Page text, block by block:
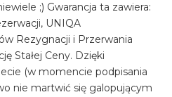
;) Gwarancja ta zawiera:
UNIQA
Rezygnacji i Przerwania
Stałej Ceny. Dzięki
(w momencie podpisania
nie martwić się galopującym